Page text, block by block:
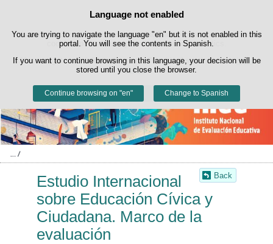
Cookie Policy
This website uses its own cookies to facilitate browsing and third-party
cookies to obtain usage and satisfaction statistics.
You can get more information in the "Cookies" section of ourlegal
notice.
Accept Reject
Language not enabled
You are trying to navigate the language "en" but it is not enabled in this
portal. You will see the contents in Spanish.
If you want to continue browsing in this language, your decision will be
stored until you close the browser.
Continue browsing on "en" Change to Spanish
Skip to content
Back
Estudio Internacional
sobre Educación Cívica y
Ciudadana. Marco de la
evaluación